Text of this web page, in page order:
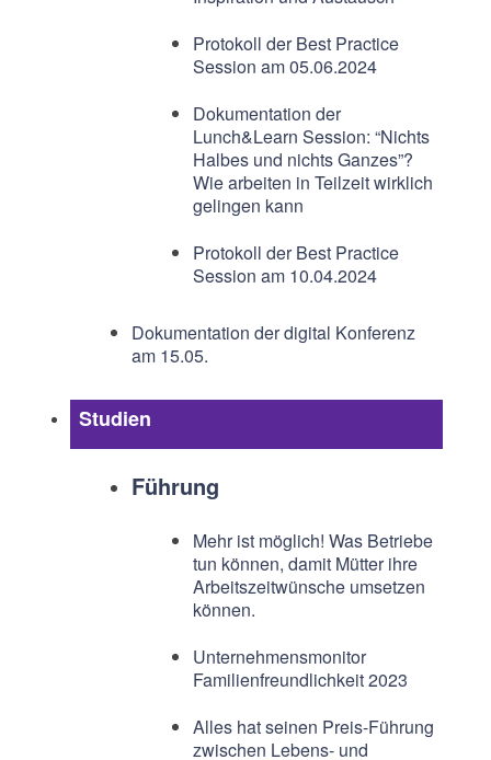
Protokoll der Best Practice
Session am 05.06.2024
Dokumentation der
Lunch&Learn Session: “Nichts
Halbes und nichts Ganzes”?
Wie arbeiten in Teilzeit wirklich
gelingen kann
Protokoll der Best Practice
Session am 10.04.2024
Dokumentation der digital Konferenz
am 15.05.
Studien
Führung
Mehr ist möglich! Was Betriebe
tun können, damit Mütter ihre
Arbeitszeitwünsche umsetzen
können.
Unternehmensmonitor
Familienfreundlichkeit 2023
Alles hat seinen Preis-Führung
zwischen Lebens- und